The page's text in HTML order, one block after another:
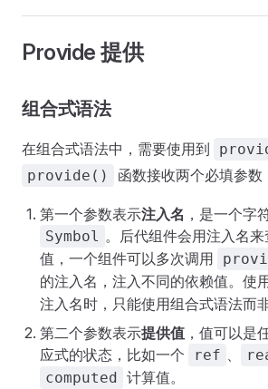
Provide 提供
组合式语法
在组合式语法中，需要使用到
provide() 函数接收两个必填参数
第一个参数表示注入名 ，是一个字
Symbol
。后代组件会用注入名
值，一个组件可以多次调用
的注入名，注入不同的依赖值。使
注入名时，只能使用组合式语法而
第二个参数表示提供值 ，值可以是
应式的状态，比如一个
ref
computed 计算值。